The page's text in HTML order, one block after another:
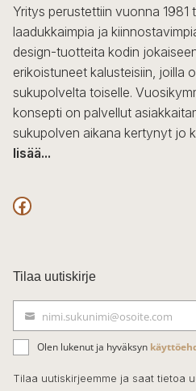
Yritys perustettiin vuonna 1981
laadukkaimpia ja
design-tuotteita kodin
erikoistuneet kalusteisiin, joilla
sukupolvelta toiselle.
konsepti on palvellut
sukupolven aikana kertynyt jo
lisää...
F
c
e
b
o
o
Tilaa uutiskirje
ä
h
k
nimi.sukunimi@osoite.com
Olen lukenut ja hyväksyn
Tilaa uutiskirjeemme ja saat tietoa